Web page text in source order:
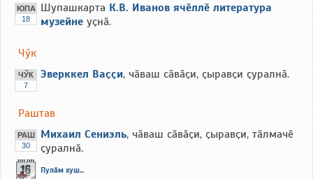
ЮПА
18
Шупашкарта К.В. Иванов ячӗллӗ литература
музейне уҫнӑ.
Чӳк
ЧӲК
7
Эверккел Ваҫҫи, чӑваш сӑвӑҫи, ҫыравҫи ҫуралнӑ.
Раштав
РАШ
30
Михаил Сениэль, чӑваш сӑвӑҫи, ҫыравҫи, тӑлмачӗ
ҫуралнӑ.
Пулӑм хуш...